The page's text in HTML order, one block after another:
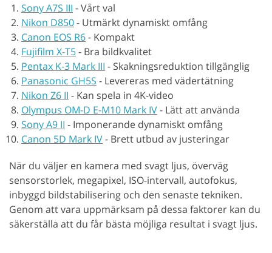
Sony A7S III -Vårt val
Nikon D850- Utmärkt dynamiskt omfång
Canon EOS R6- Kompakt
Fujifilm X-T5- Bra bildkvalitet
Pentax K-3 Mark III - Skakningsreduktion tillgänglig
Panasonic GH5S - Levereras med vädertätning
Nikon Z6 II - Kan spela in 4K-video
Olympus OM-D E-M10 Mark IV- Lätt att använda
Sony A9 II - Imponerande dynamiskt omfång
Canon 5D Mark IV- Brett utbud av justeringar
När du väljer en kamera med svagt ljus, överväg
sensorstorlek, megapixel, ISO-intervall, autofokus,
inbyggd bildstabilisering och den senaste tekniken.
Genom att vara uppmärksam på dessa faktorer kan du
säkerställa att du får bästa möjliga resultat i svagt ljus.